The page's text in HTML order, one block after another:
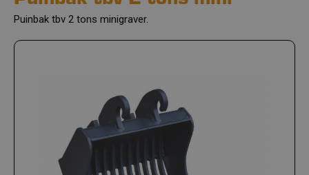
Puinbak tbv 2 tons minigraver.